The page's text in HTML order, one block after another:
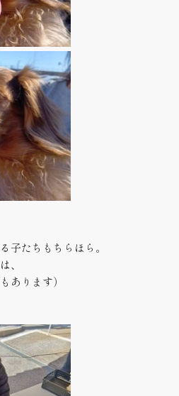
子たちもちらほら。
、
あります）